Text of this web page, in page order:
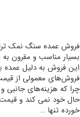
فروش عمده سنگ نمک
بسیار مناسب و مقرون
این فروش به دلیل
فروش‌های معمولی از
چرا که هزینه‌های جانبی
حال خود نمی کند و
خورده تنها …